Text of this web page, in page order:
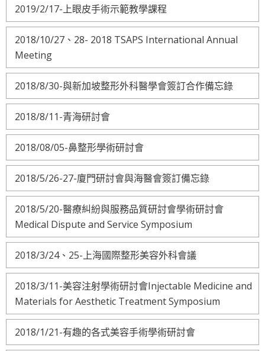
2019/2/17-上眼皮手術示範教學課程
2018/10/27、28- 2018 TSAPS International Annual
Meeting
2018/8/30-與新加坡整形外科醫學會簽訂合作備忘錄
2018/8/11-青海研討會
2018/08/05-鼻整形學術研討會
2018/5/26-27-廈門研討會與海醫會簽訂備忘錄
2018/5/20-醫療糾紛與服務品質研討會學術研討會
Medical Dispute and Service Symposium
2018/3/24、25-上海國際整形美容外科會議
2018/3/11-美容注射學術研討會Injectable Medicine and
Materials for Aesthetic Treatment Symposium
2018/1/21-有趣的各式美容手術學術研討會